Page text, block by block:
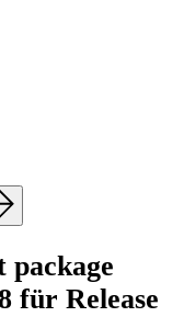
für Release